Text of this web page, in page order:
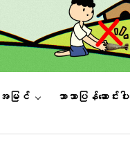
အမြင် ဘာသာပြန်ဆောင်းပါး